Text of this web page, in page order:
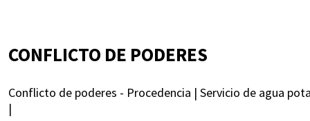
CONFLICTO DE PODERES
Conflicto de poderes - Procedencia | Servicio de agua
|